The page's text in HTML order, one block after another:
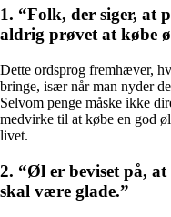
1. “Folk, der siger, at
aldrig prøvet at købe
Dette ordsprog fremhæver,
bringe, især når man nyder
Selvom penge måske ikke
medvirke til at købe en god
livet.
2. “Øl er beviset på, at
skal være glade.”